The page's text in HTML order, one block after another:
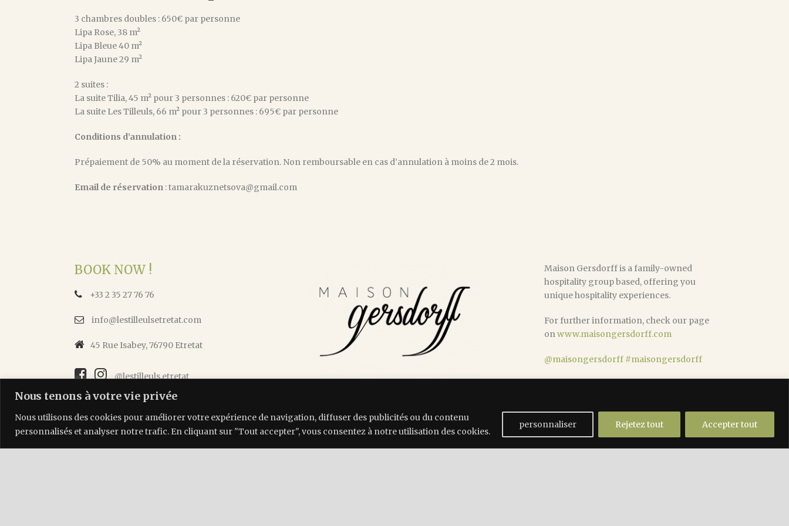
Nous tenons à votre vie privée
Nous utilisons des cookies pour améliorer votre expérience de navigation, diffuser des publicités ou du contenu
personnalisés et analyser notre trafic. En cliquant sur "Tout accepter", vous consentez à notre utilisation des cookies.
personnaliser Rejetez tout Accepter tout
3 chambres doubles : 650€ par personne
Lipa Rose, 38 m²
Lipa Bleue 40 m²
Lipa Jaune 29 m²
2 suites :
La suite Tilia, 45 m² pour 3 personnes : 620€ par personne
La suite Les Tilleuls, 66 m² pour 3 personnes : 695€ par personne
Conditions d’annulation :
Prépaiement de 50% au moment de la réservation. Non remboursable en cas d’annulation à moins de 2 mois.
Email de réservation : tamarakuznetsova@gmail.com
BOOK NOW !
+33 2 35 27 76 76
info@lestilleulsetretat.com
45 Rue Isabey, 76790 Etretat
@lestilleuls.etretat
Maison Gersdorff is a family-owned
hospitality group based, offering you
unique hospitality experiences.
For further information, check our page
onwww.maisongersdorff.com
@maisongersdorff #maisongersdorff